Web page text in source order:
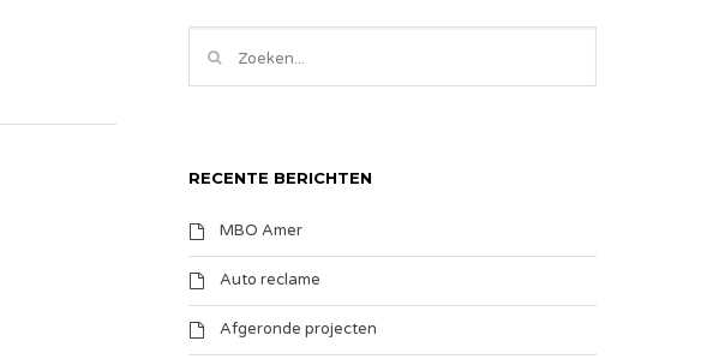
RECENTE BERICHTEN
MBO Amer
Auto reclame
Afgeronde projecten